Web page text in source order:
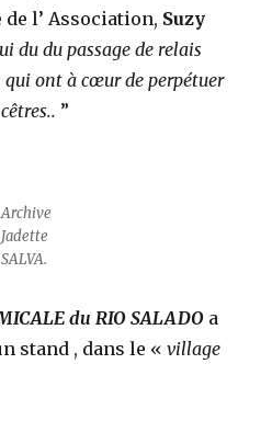
l’ Association, Suzy
du du passage de relais
qui ont à cœur de perpétuer
”
Archive
Jadette
SALVA.
du RIO SALADO a
stand , dans le «village